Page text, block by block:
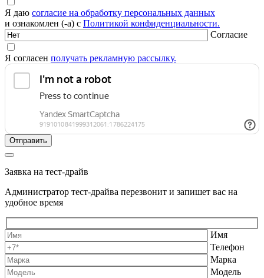
Я даю согласие на обработку персональных данных
и ознакомлен (-а) с Политикой конфиденциальности.
Согласие
Я согласен получать рекламную рассылку.
Заявка на тест-драйв
Администратор тест-драйва перезвонит и запишет вас на
удобное время
Имя
Телефон
Марка
Модель